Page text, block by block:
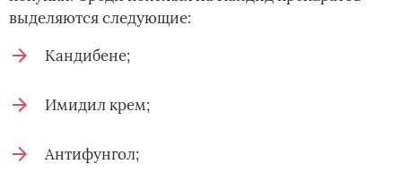
выделяются следующие:
Кандибене;
Имидил крем;
Антифунгол;